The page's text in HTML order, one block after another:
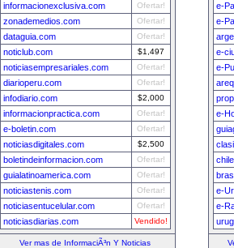
informacionexclusiva.com Ofertar!
zonademedios.com Ofertar!
dataguia.com Ofertar!
noticlub.com $1,497
noticiasempresariales.com Ofertar!
diarioperu.com Ofertar!
infodiario.com $2,000
informacionpractica.com Ofertar!
e-boletin.com Ofertar!
noticiasdigitales.com $2,500
boletindeinformacion.com Ofertar!
guialatinoamerica.com Ofertar!
noticiastenis.com Ofertar!
noticiasentucelular.com Ofertar!
noticiasdiarias.com Vendido!
Ver mas de InformaciÃ³n Y Noticias
e-
e-
e-
e-
e-
e-
e-